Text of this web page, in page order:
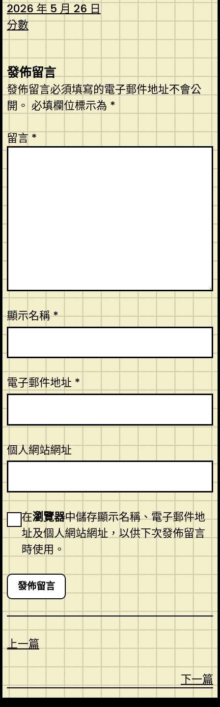
2026 年 5 月 26 日
分數
發佈留言
發佈留言必須填寫的電子郵件地址不會公
開。 必填欄位標示為 *
留言 *
顯示名稱*
電子郵件地址 *
個人網站網址
在瀏覽器中儲存顯示名稱、電子郵件地
址及個人網站網址，以供下次發佈留言
時使用。
上一篇
下一篇